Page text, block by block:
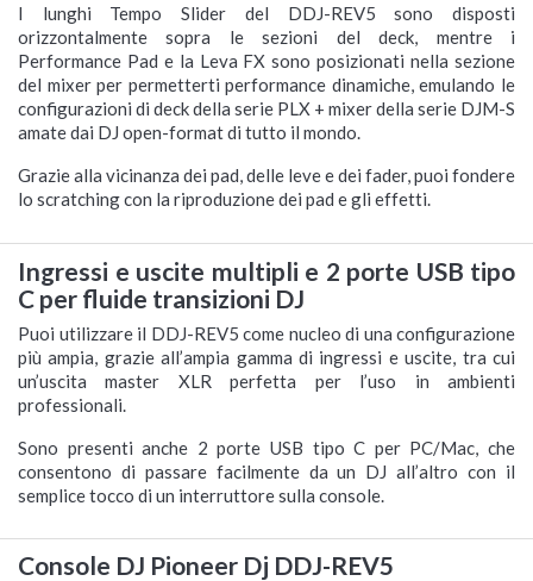
I lunghi Tempo Slider del DDJ-REV5 sono disposti
orizzontalmente sopra le sezioni del deck, mentre i
Performance Pad e la Leva FX sono posizionati nella sezione
del mixer per permetterti performance dinamiche, emulando le
configurazioni di deck della serie PLX + mixer della serie DJM-S
amate dai DJ open-format di tutto il mondo.
Grazie alla vicinanza dei pad, delle leve e dei fader, puoi fondere
lo scratching con la riproduzione dei pad e gli effetti.
Ingressi e uscite multipli e 2 porte USB tipo
C per fluide transizioni DJ
Puoi utilizzare il DDJ-REV5 come nucleo di una configurazione
più ampia, grazie all’ampia gamma di ingressi e uscite, tra cui
un’uscita master XLR perfetta per l’uso in ambienti
professionali.
Sono presenti anche 2 porte USB tipo C per PC/Mac, che
consentono di passare facilmente da un DJ all’altro con il
semplice tocco di un interruttore sulla console.
Console DJ Pioneer Dj DDJ-REV5